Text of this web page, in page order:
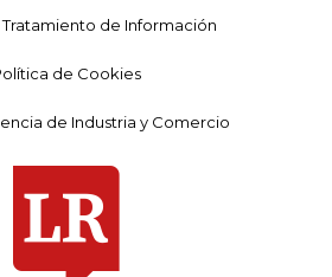
de Información
de Cookies
de Industria y Comercio